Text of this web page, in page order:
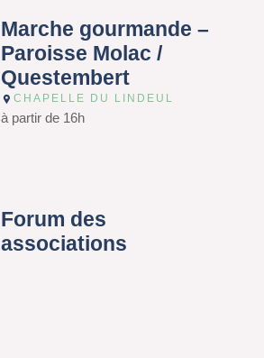
Marche gourmande –
Paroisse Molac /
Questembert
CHAPELLE DU LINDEUL
à partir de 16h
Forum des
associations